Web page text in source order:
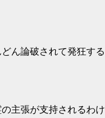
ん論破されて発狂する
主張が支持されるわけ